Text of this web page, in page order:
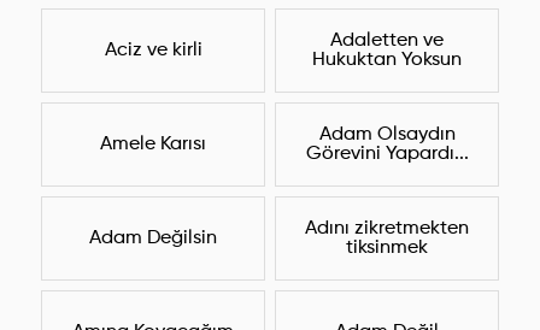
Aciz ve kirli
Adaletten ve
Hukuktan Yoksun
Amele Karısı
Adam Olsaydın
Görevini Yapardı...
Adam Değilsin
Adını zikretmekten
tiksinmek